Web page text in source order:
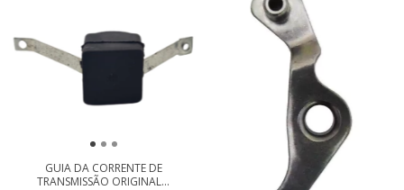
GUIA DA CORRENTE DE
TRANSMISSÃO ORIGINAL...